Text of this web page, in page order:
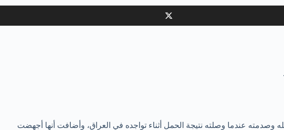
عندما وصلته نتيجة الحمل أثناء تواجده في العراق، وأضافت أنها أجهضت